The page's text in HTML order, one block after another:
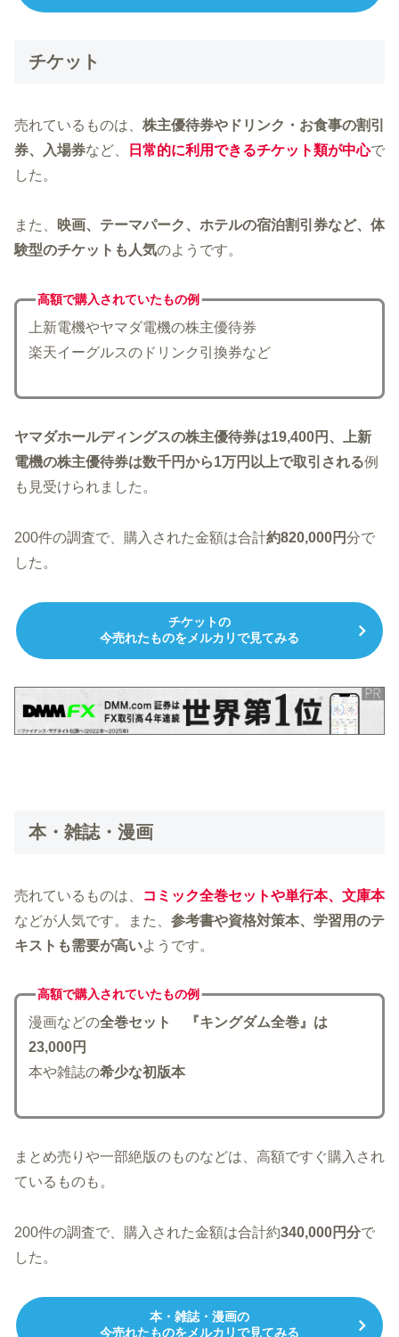
チケット
売れているものは、 株主優待券やドリンク・お食事の割引
券、入場券など、 日常的に利用できるチケット類が中心で
した。
また、 映画、テーマパーク、ホテルの宿泊割引券など、体
験型のチケットも人気のようです。
高額で購入されていたもの例
上新電機やヤマダ電機の株主優待券
楽天イーグルスのドリンク引換券など
ヤマダホールディングスの株主優待券は19,400円、上新
電機の株主優待券は数千円から1万円以上で取引される例
も見受けられました。
200件の調査で、購入された金額は合計約820,000円分で
した。
チケットの
今売れたものをメルカリで見てみる
本・雑誌・漫画
売れているものは、
コミック全巻セットや単行本、文庫本
などが人気です。また、 参考書や資格対策本、学習用のテ
キストも需要が高いようです。
高額で購入されていたもの例
漫画などの全巻セット
『キングダム全巻』は
23,000円
本や雑誌の希少な初版本
まとめ売りや一部絶版のものなどは、高額ですぐ購入され
ているものも。
200件の調査で、購入された金額は合計約340,000円分で
した。
本・雑誌・漫画の
今売れたものをメルカリで見てみる